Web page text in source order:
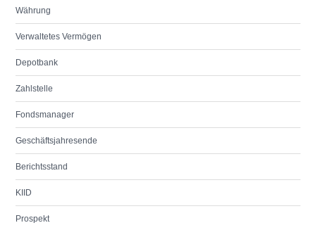
Währung
Verwaltetes Vermögen
Depotbank
Zahlstelle
Fondsmanager
Geschäftsjahresende
Berichtsstand
KIID
Prospekt